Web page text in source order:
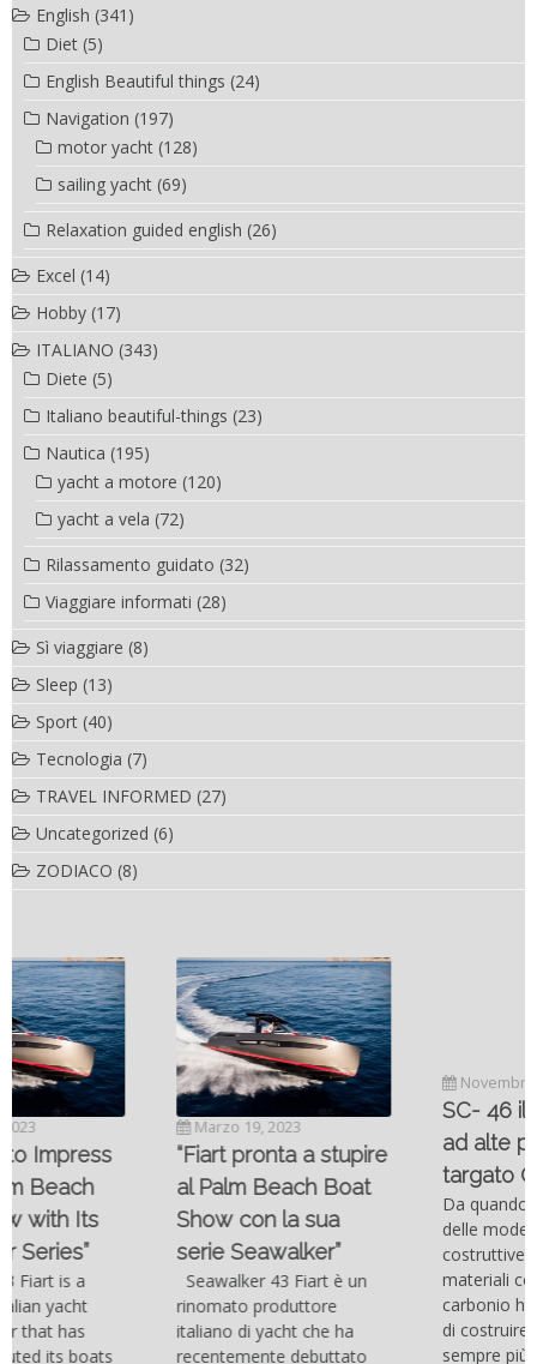
English (341)
Diet (5)
English Beautiful things (24)
Navigation (197)
motor yacht (128)
sailing yacht (69)
Relaxation guided english (26)
Excel (14)
Hobby (17)
ITALIANO (343)
Diete (5)
Italiano beautiful-things (23)
Nautica (195)
yacht a motore (120)
yacht a vela (72)
Rilassamento guidato (32)
Viaggiare informati (28)
Sì viaggiare (8)
Sleep (13)
Sport (40)
Tecnologia (7)
TRAVEL INFORMED (27)
Uncategorized (6)
ZODIACO (8)
“Fiart pronta a stupire
al Palm Beach Boat
Show con la sua
serie Seawalker”
Seawalker 43 Fiart è un
rinomato produttore
italiano di yacht che ha
recentemente debuttato
Novembre 6, 2022
SC- 46 il catamarano
ad alte prestazioni
targato Outerlimits.
Da quando lo sviluppo
delle moderne tecnologie
costruttive e dei nuovi
materiali come la fibra di
carbonio hanno consentito
di costruire catamarani
sempre più belli, compatti,